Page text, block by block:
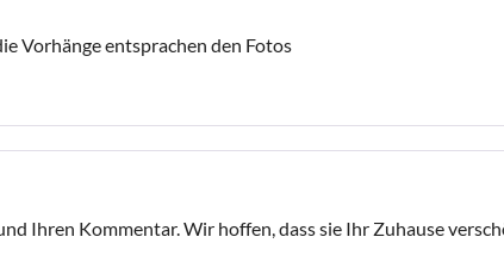
Vorhänge entsprachen den Fotos
Ihren Kommentar. Wir hoffen, dass sie Ihr Zuhause